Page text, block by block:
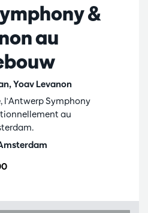
&
au
Yoav Levanon
l'Antwerp Symphony
au